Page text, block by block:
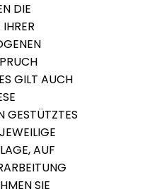
DIE
GILT AUCH
GESTÜTZTES
AUF
SIE